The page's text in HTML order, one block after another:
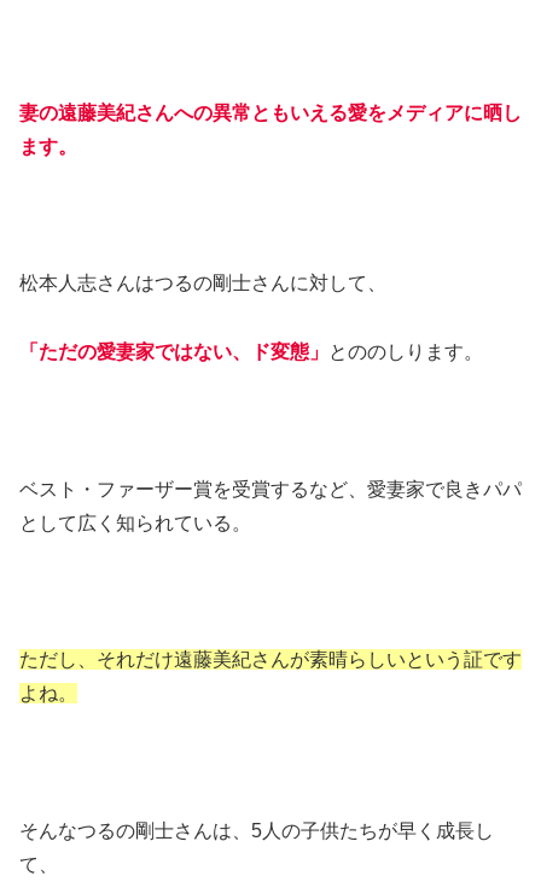
妻の遠藤美紀さんへの異常ともいえる愛をメディアに晒し
ます。
松本人志さんはつるの剛士さんに対して、
「ただの愛妻家ではない、ド変態」 とののしります。
ベスト・ファーザー賞を受賞するなど、愛妻家で良きパパ
として広く知られている。
ただし、それだけ遠藤美紀さんが素晴らしいという証です
よね。
そんなつるの剛士さんは、5人の子供たちが早く成長し
て、